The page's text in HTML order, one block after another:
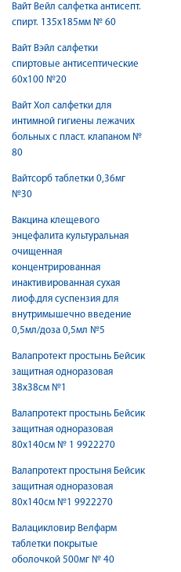
Вайт Вейл салфетка антисепт.
спирт. 135х185мм № 60
Вайт Вэйл салфетки
спиртовые антисептические
60х100 №20
Вайт Хол салфетки для
интимной гигиены лежачих
больных с пласт. клапаном №
80
Вайтсорб таблетки 0,36мг
№30
Вакцина клещевого
энцефалита культуральная
очищенная
концентрированная
инактивированная сухая
лиоф.для суспензия для
внутримышечно введение
0,5мл/доза 0,5мл №5
Валапротект простынь Бейсик
защитная одноразовая
38х38см №1
Валапротект простынь Бейсик
защитная одноразовая
80х140см № 1 9922270
Валапротект простыня Бейсик
защитная одноразовая
80х140см №1 9922270
Валацикловир Велфарм
таблетки покрытые
оболочкой 500мг № 40